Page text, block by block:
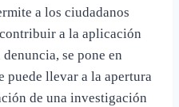
a los ciudadanos
a la aplicación
se pone en
puede llevar a la apertura
de una investigación